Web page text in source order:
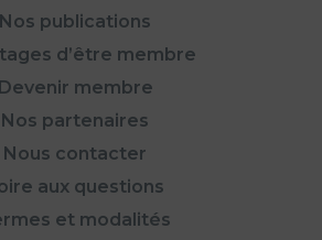
Nos publications
d’être membre
Devenir membre
Nos partenaires
Nous contacter
aux questions
et modalités